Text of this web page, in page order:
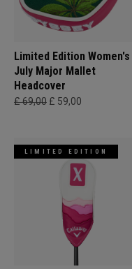
Limited Edition Women's
July Major Mallet
Headcover
£ 69,00 £ 59,00
LIMITED EDITION